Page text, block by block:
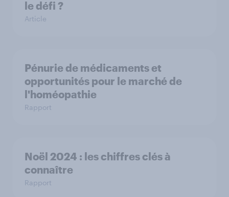
le défi ?
Article
Pénurie de médicaments et
opportunités pour le marché de
l'homéopathie
Rapport
Noël 2024 : les chiffres clés à
connaître
Rapport